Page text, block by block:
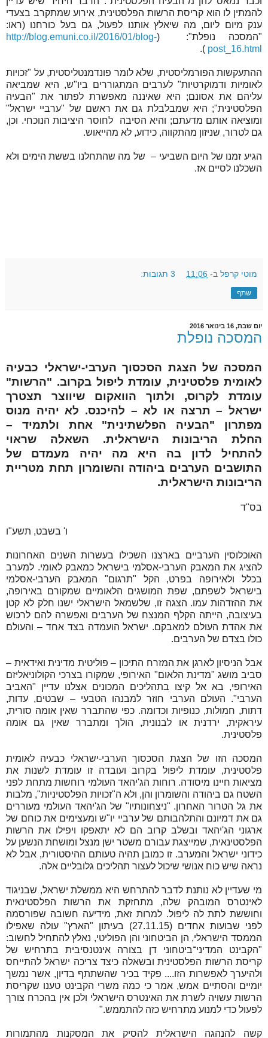
להמתין לו הוא קריסת הרשות הפלסטינית, אירוע שמתקרב בצעדי
ענק מיום ליום, מה שיאלץ אותנו לפעול, גם בעל כורחנו (ראו:
"המסכה נופלת": (http://blog.emuni.co.il/2016/01/blog-
post_16.html
).
ההתעקשות הפורמליסטית, שלא לומר פונדמנטליסטית, על "זכויות
לאומיות ודמוקרטיות" לערבים המתגוררים ביו"ש, היא שמביאה
עליהם את אסונם; היא שאיננה מאפשרת לפתור את "הבעיה
הפלסטינית"; היא שמבלבלת גם את ראשם של "ערביי ישראל"
ומוציאה אותם מדעתם; והיא הסיבה לחוסר היציבות הנוכחי. וכן,
גם לטרור, שניזון מהתקווה, כידוע, לא מהייאוש.
הגיע זמנו של היום השביעי – של מה שהתחלנו בששת הימים ולא
השכלנו לסיים אז.
מוטי קרפל ב- 11:06 3 תגובות:
שתף
יום שבת, 16 בינואר 2016
המסכה נופלת
המסכה של הצגת הסכסוך הערבי-ישראלי כבעיה
לאומית פלסטינית, עומדת ליפול בקרוב. "הרשות"
עומדת לקרוס, ולתוך הוואקום שיווצר תצטרך
ישראל – תרצה או לא – להיכנס. לא יהיה מנוס
מפתרון "הבעיה הפלשתינית" אחת ולתמיד –
החלת הריבונות הישראלית. השאלה שראוי
להתחיל לדון בה היא מה יהיה מעמדם של
התושבים הערבים ביהודה והשומרון תחת מטריית
הריבונות הישראלית.
בס"ד
ו' בשבט, תשע"ו
האוכלוסין הערביים בארצנו השכילו בעשרות השנים האחרונות
להציג את המאבק הערבי-אסלמי בישראל כמאבק לאומי. למערב
בכלל ולאירופה בפרט, הקל "תרגום" המאבק הערבי-אסלמי
בישראל לשפתם, שפת המושגים הלאומיים שמקורם באירופה,
את ההזדהות עמו. הצגה זו, שלשמאל הישראלי ישנו חלק לא קטן
בעיצובה, הייתה הקלף המנצח של הערבים ואפשרה להם לרכוש
את אהדת העולם למאבקם. ישראל הועמדה בצד אחד – והעולם
כולו בצדם של הערבים.
אבל הניסיון לארגן את המזרח התיכון – פוליטית מדינית ואידאית –
סביב מושג "מדינת הלאום" האירופי, שמקורו בצרכי הקולוניאליזם
האירופי, בא אל קיצו בתהליכים המכונים אצלנו עדיין "האביב
הערבי". העולם הערבי חוזר למבנהו הטבעי – שבטים, עדות,
דתות, חמולות, כנופיות וכדומה. כפי שהתברר שאין אומה סורית,
עיראקית, ירדנית או לבנונית, הולך ומתברר שאין גם אומה
פלסטינית.
המסכה הזו של הצגת הסכסוך הערבי-ישראלי כבעיה לאומית
פלסטינית, עומדת ליפול בקרוב ועובדה זו עומדת לשנות את
מציאות חיינו מיסודה. רוחות הג'יהאד העולמי רוחשות מתחת לפני
השטח גם ביהודה והשומרון והן, ולא ה"זכויות הפלסטיניות", מלבות
את גל הטרור האחרון. "ניצחונותיו" של הג'יהאד העולמי מעוררים
גם את דמיונם והתלהבותם של ערביי יו"ש ומעצימים את כוחם של
ארגוני הג'יהאד ובשלב קרוב הם לא יתאפקו ויפילו את הרשות
הפלסטינאית, שמייצגת עבורם משטר ישן מנצל ומושחת הנשען על
כידוני ישראל והמערב. זו כמובן תהיה טעותם ההיסטורית, אבל לא
נראה שיש כוח אנושי שיכול לעצור תהליכים גלובליים אלה.
מי שעדיין לא נותנת לדבר להתרחש היא ממשלת ישראל, שבניגוד
לאינטרס המובהק שלה, מתחזקת את הרשות הפלסטינאית
וחוששת לתת לה ליפול. למרות זאת, מידיעה חשובה שפורסמה
לפני שבועות אחדים (27.11.15) בעיתון "הארץ" עולה שאפילו
הממסד הישראלי, הן הביטחוני והן הפוליטי, נאלץ להתחיל לחשוב:
"הקבינט המדיני־ביטחוני דן בצורה אינטנסיבית בתרחיש של
קריסת הרשות הפלסטינית ובשאלה כיצד צריכה ישראל להתייחס
ולהיערך לאפשרות הזו.... פקיד בכיר שהשתתף בדיון, אשר נמשך
יומיים והסתיים אמש, אמר כי כמה משרי הקבינט טענו שקריסת
הרשות עשויה לשרת את האינטרס הישראלי ולכן אין בהכרח צורך
לפעול כדי למנוע מתרחיש כזה להתממש.
"
קשה להנהגה הישראלית להסיק את המסקנות מהתמורות